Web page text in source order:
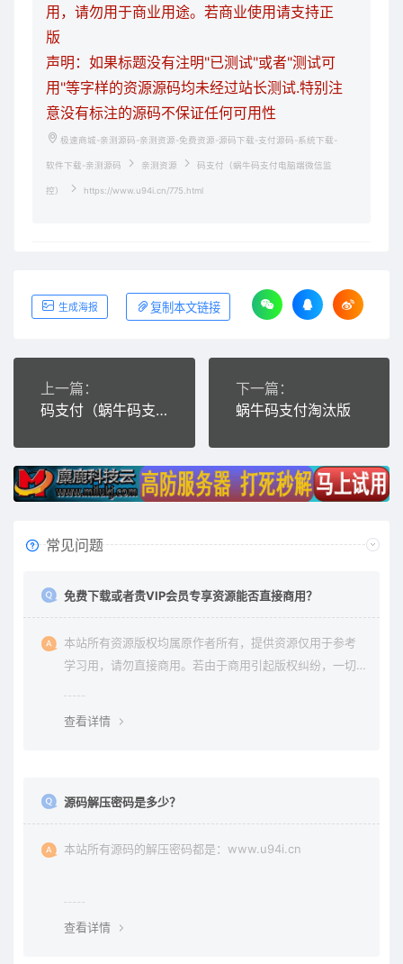
用，请勿用于商业用途。若商业使用请支持正
版
声明：如果标题没有注明"已测试"或者"测试可
用"等字样的资源源码均未经过站长测试.特别注
意没有标注的源码不保证任何可用性
极速商城-亲测源码-亲测资源-免费资源-源码下载-支付源码-系统下载-
软件下载-亲测源码 亲测资源 码支付（蜗牛码支付电脑端微信监
控） https://www.u94i.cn/775.html
生成海报 复制本文链接
上一篇：
码支付（蜗牛码支付三网PC监控挂机软件）
下一篇：
蜗牛码支付淘汰版
常见问题
免费下载或者贵VIP会员专享资源能否直接商用？
本站所有资源版权均属原作者所有，提供资源仅用于参考
学习用，请勿直接商用。若由于商用引起版权纠纷，一切
查看详情
源码解压密码是多少？
本站所有源码的解压密码都是：www.u94i.cn
查看详情